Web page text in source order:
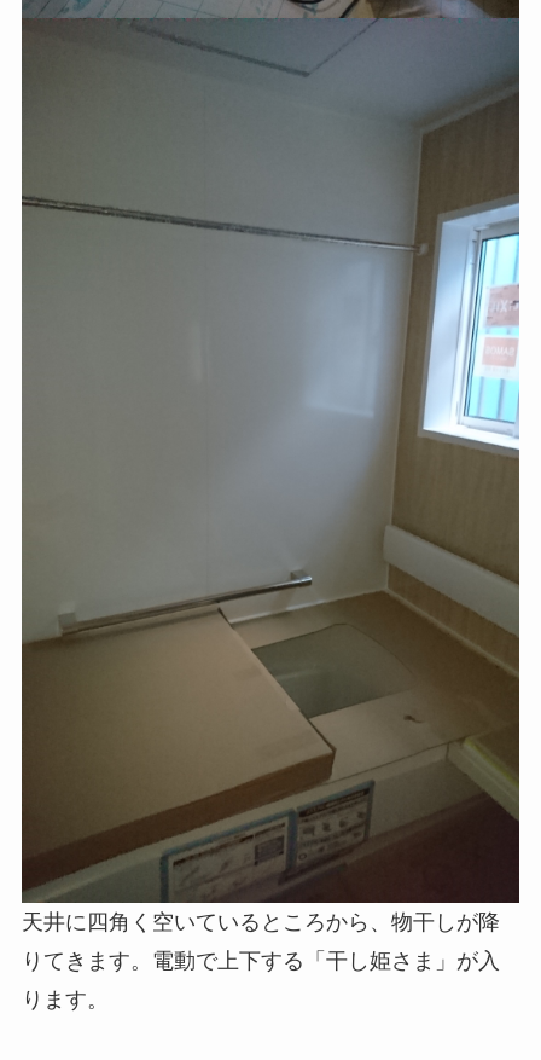
天井に四角く空いているところから、物干しが降
りてきます。電動で上下する「干し姫さま」が入
ります。